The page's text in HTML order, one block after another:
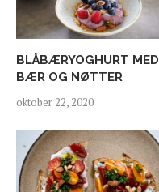
BLÅBÆRYOGHURT MED
BÆR OG NØTTER
oktober 22, 2020